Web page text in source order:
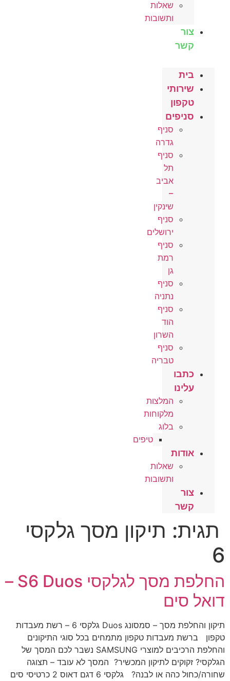
שאלות
ותשובות
צור
קשר
בית
שירותי
טקפון
סניפים
סניף
גדרה
סניף
תל
אביב
–
שינקין
סניף
ירושלים
סניף
רמת
גן
סניף
נתניה
סניף
הוד
השרון
סניף
טבריה
כתבו
עלינו
המלצות
מלקוחות
בלוג
טיפים
אודות
שאלות
ותשובות
צור
קשר
תגית: תיקון מסך גלקסי
6
החלפת מסך לגלקסי S6 Duos –
דואל סים
תיקון והחלפת מסך – סמסונג Duos גלקסי 6 – רשת מעבדות
טקפון ברשת מעבדות טקפון מתמחים בכל סוגי התיקונים
והחלפת הרכיבים למוצרי SAMSUNG נשבר לכם המסך של
הגלקסי? זקוקים לתיקון המכשיר? המסך לא עובד – תצוגה
שחורה/כחול כהה או לבנה? גלקסי 6 דגם דאוס 2 כרטיסי סים